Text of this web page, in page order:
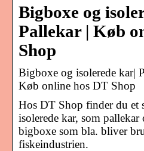
Bigboxe og
Pallekar | Køb
Shop
Bigboxe og isolerede kar|
Køb online hos DT Shop
Hos DT Shop finder du et
isolerede kar, som pallekar
bigboxe som bla. bliver
fiskeindustrien.